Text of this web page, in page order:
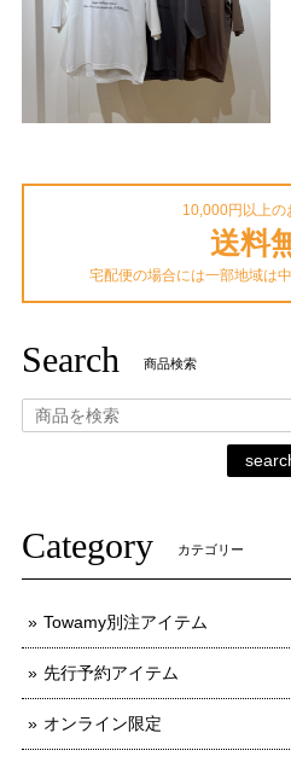
10,000円以上の
送料
宅配便の場合には一部地域は
Search 商品検索
Category カテゴリー
Towamy別注アイテム
先行予約アイテム
オンライン限定